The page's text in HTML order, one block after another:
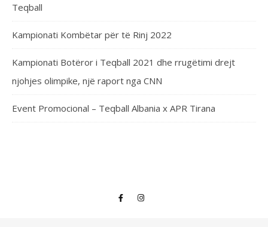
Teqball
Kampionati Kombëtar për të Rinj 2022
Kampionati Botëror i Teqball 2021 dhe rrugëtimi drejt
njohjes olimpike, një raport nga CNN
Event Promocional – Teqball Albania x APR Tirana